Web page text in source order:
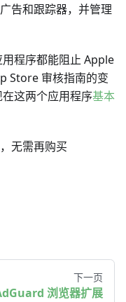
告和跟踪器，并管理
程序都能阻止 Apple
Store 审核指南的变
这两个应用程序基本
无需再购买
下一页
浏览器扩展